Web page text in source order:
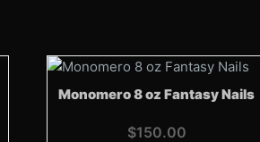
Monomero 8 oz Fantasy Nails
$150.00